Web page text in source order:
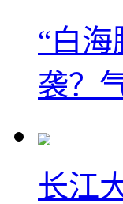
“白
袭？
长江